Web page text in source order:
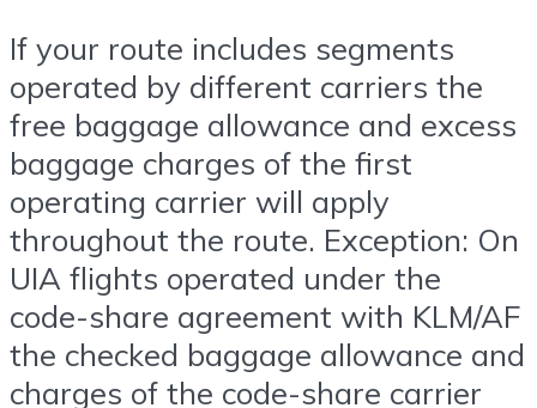
If your route includes segments
operated by different carriers the
free baggage allowance and excess
baggage charges of the first
operating carrier will apply
throughout the route. Exception: On
UIA flights operated under the
code-share agreement with KLM/AF
the checked baggage allowance and
charges of the code-share carrier